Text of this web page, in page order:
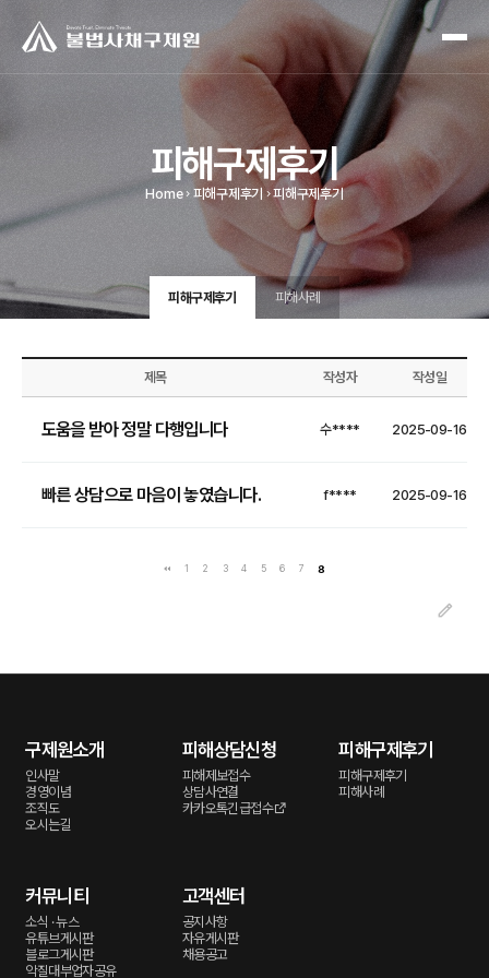
피해구제후기
Home 피해구제후기 피해구제후기
피해구제후기 피해사례
제목 작성자 작성일
도움을 받아 정말 다행입니다 수**** 2025-09-16
빠른 상담으로 마음이 놓였습니다. f**** 2025-09-16
1 2 3 4 5 6 7 8
구제원소개
인사말
경영이념
조직도
오시는길
피해상담신청
피해제보접수
상담사연결
카카오톡긴급접수
피해구제후기
피해구제후기
피해사례
커뮤니티
소식 · 뉴스
유튜브게시판
블로그게시판
악질대부업자공유
고객센터
공지사항
자유게시판
채용공고